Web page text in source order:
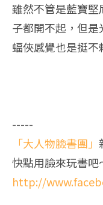
雖然不管是藍寶
子都開不起，但
蝠俠感覺也是挺不
-----
「大人物臉書團」
快點用臉來玩書吧
http://